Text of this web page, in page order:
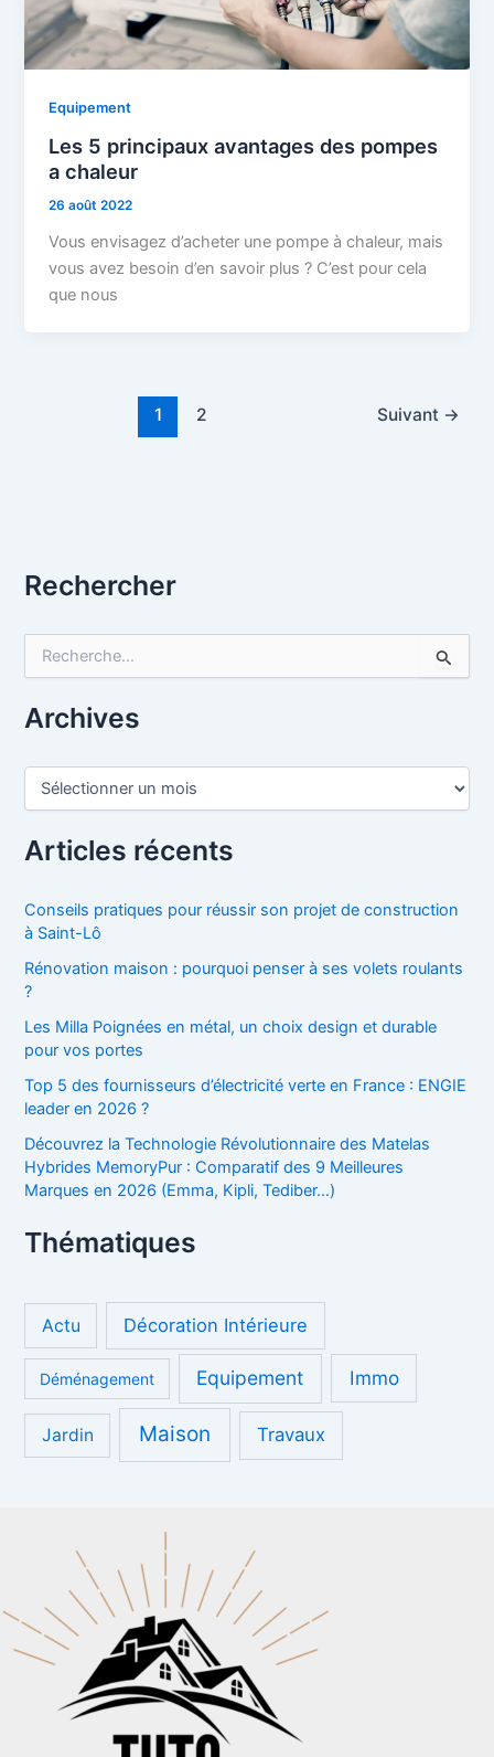
Equipement
Les 5 principaux avantages des pompes
a chaleur
26 août 2022
Vous envisagez d’acheter une pompe à chaleur, mais
vous avez besoin d’en savoir plus ? C’est pour cela
que nous
1 2 Suivant →
Rechercher
h
e
c
Archives
A
h
i
e
s
Articles récents
Conseils pratiques pour réussir son projet de construction
à Saint-Lô
Rénovation maison : pourquoi penser à ses volets roulants
?
Les Milla Poignées en métal, un choix design et durable
pour vos portes
Top 5 des fournisseurs d’électricité verte en France : ENGIE
leader en 2026 ?
Découvrez la Technologie Révolutionnaire des Matelas
Hybrides MemoryPur : Comparatif des 9 Meilleures
Marques en 2026 (Emma, Kipli, Tediber…)
Thématiques
Actu Décoration Intérieure
Déménagement Equipement Immo
Jardin Maison Travaux